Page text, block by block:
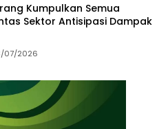
Kumpulkan Semua
Sektor Antisipasi Dampak
07/2026